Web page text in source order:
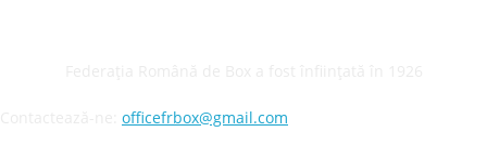
officefrbox@gmail.com